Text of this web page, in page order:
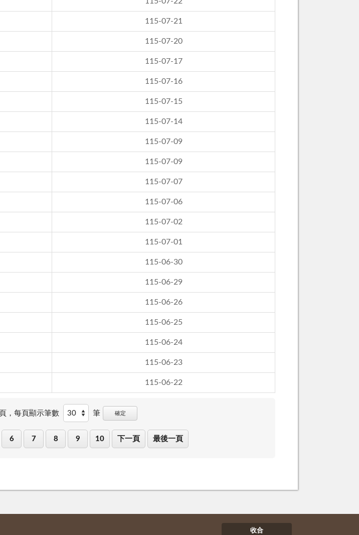
115-07-21
115-07-20
115-07-17
115-07-16
115-07-15
115-07-14
115-07-09
115-07-09
115-07-07
115-07-06
115-07-02
115-07-01
115-06-30
115-06-29
115-06-26
115-06-25
115-06-24
115-06-23
115-06-22
頁，每頁顯示筆數 筆 確定
6 7 8 9 10 下一頁 最後一頁
收合